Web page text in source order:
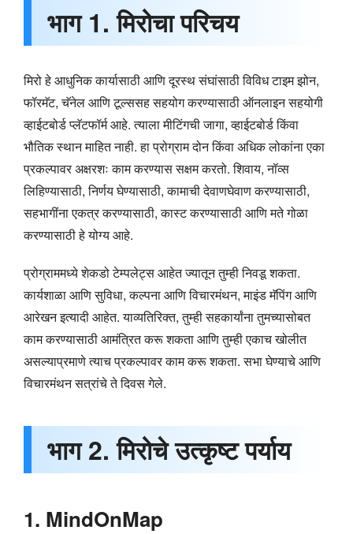
भाग 1. मिरोचा परिचय
मिरो हे आधुनिक कार्यासाठी आणि दूरस्थ संघांसाठी विविध टाइम झोन,
फॉरमॅट, चॅनेल आणि टूल्ससह सहयोग करण्यासाठी ऑनलाइन सहयोगी
व्हाईटबोर्ड प्लॅटफॉर्म आहे. त्याला मीटिंगची जागा, व्हाईटबोर्ड किंवा
भौतिक स्थान माहित नाही. हा प्रोग्राम दोन किंवा अधिक लोकांना एका
प्रकल्पावर अक्षरशः काम करण्यास सक्षम करतो. शिवाय, नॉव्स
लिहिण्यासाठी, निर्णय घेण्यासाठी, कामाची देवाणघेवाण करण्यासाठी,
सहभागींना एकत्र करण्यासाठी, कास्ट करण्यासाठी आणि मते गोळा
करण्यासाठी हे योग्य आहे.
प्रोग्राममध्ये शेकडो टेम्पलेट्स आहेत ज्यातून तुम्ही निवडू शकता.
कार्यशाळा आणि सुविधा, कल्पना आणि विचारमंथन, माइंड मॅपिंग आणि
आरेखन इत्यादी आहेत. याव्यतिरिक्त, तुम्ही सहकार्यांना तुमच्यासोबत
काम करण्यासाठी आमंत्रित करू शकता आणि तुम्ही एकाच खोलीत
असल्याप्रमाणे त्याच प्रकल्पावर काम करू शकता. सभा घेण्याचे आणि
विचारमंथन सत्रांचे ते दिवस गेले.
भाग 2. मिरोचे उत्कृष्ट पर्याय
1. MindOnMap